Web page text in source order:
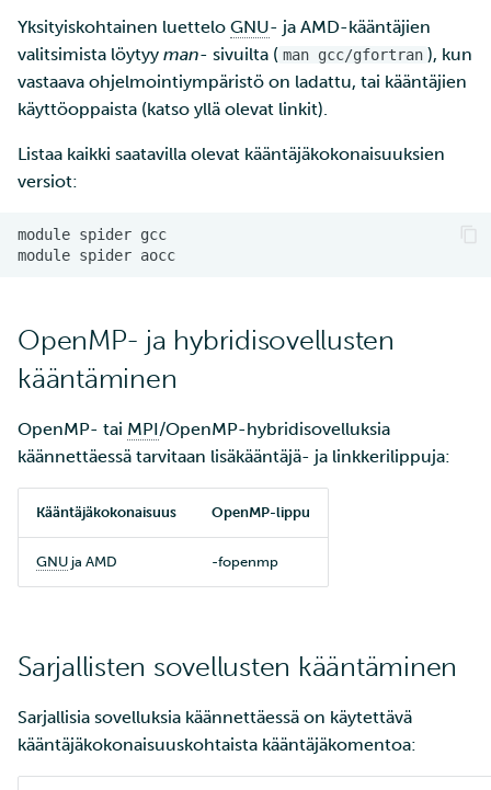
Yksityiskohtainen luettelo GNU- ja AMD-kääntäjien
valitsimista löytyy man- sivuilta ( man gcc/gfortran ), kun
vastaava ohjelmointiympäristö on ladattu, tai kääntäjien
käyttöoppaista (katso yllä olevat linkit).
Listaa kaikki saatavilla olevat kääntäjäkokonaisuuksien
versiot:
OpenMP- ja hybridisovellusten
kääntäminen
OpenMP- tai MPI/OpenMP-hybridisovelluksia
käännettäessä tarvitaan lisäkääntäjä- ja linkkerilippuja:
Kääntäjäkokonaisuus OpenMP-lippu
GNU ja AMD -fopenmp
Sarjallisten sovellusten kääntäminen
Sarjallisia sovelluksia käännettäessä on käytettävä
kääntäjäkokonaisuuskohtaista kääntäjäkomentoa: